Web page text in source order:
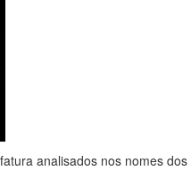
analisados nos nomes